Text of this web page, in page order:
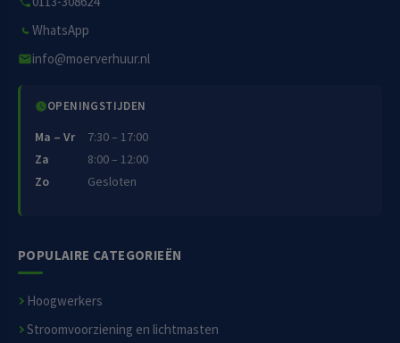
WhatsApp
info@moerverhuur.nl
OPENINGSTIJDEN
Ma – Vr
7:30 – 17:00
Za
8:00 – 12:00
Zo
Gesloten
POPULAIRE CATEGORIEËN
Hoogwerkers
Stroomvoorziening en lichtmasten